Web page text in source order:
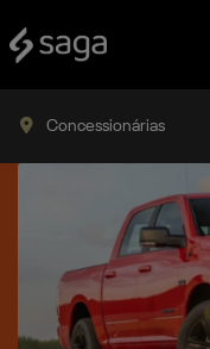
Concessionárias